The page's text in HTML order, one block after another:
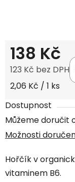
138 Kč
123 Kč bez DPH
Měrná cena:
2,06 Kč / 1 ks
Dostupnost
Můžeme doručit
Možnosti
Hořčík v
vitaminem B6.